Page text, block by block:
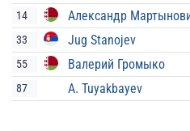
14 Александр
33 Jug Stanojev
55 Валерий Громыко
87 A. Tuyakbayev